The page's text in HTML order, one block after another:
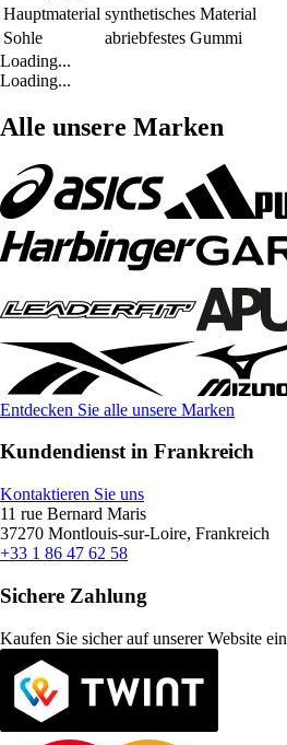
Hauptmaterial synthetisches Material
Sohle
abriebfestes Gummi
Loading...
Loading...
Alle unsere Marken
Entdecken Sie alle unsere Marken
Kundendienst in Frankreich
Kontaktieren Sie uns
11 rue Bernard Maris
37270 Montlouis-sur-Loire, Frankreich
+33 1 86 47 62 58
Sichere Zahlung
Kaufen Sie sicher auf unserer Website ein